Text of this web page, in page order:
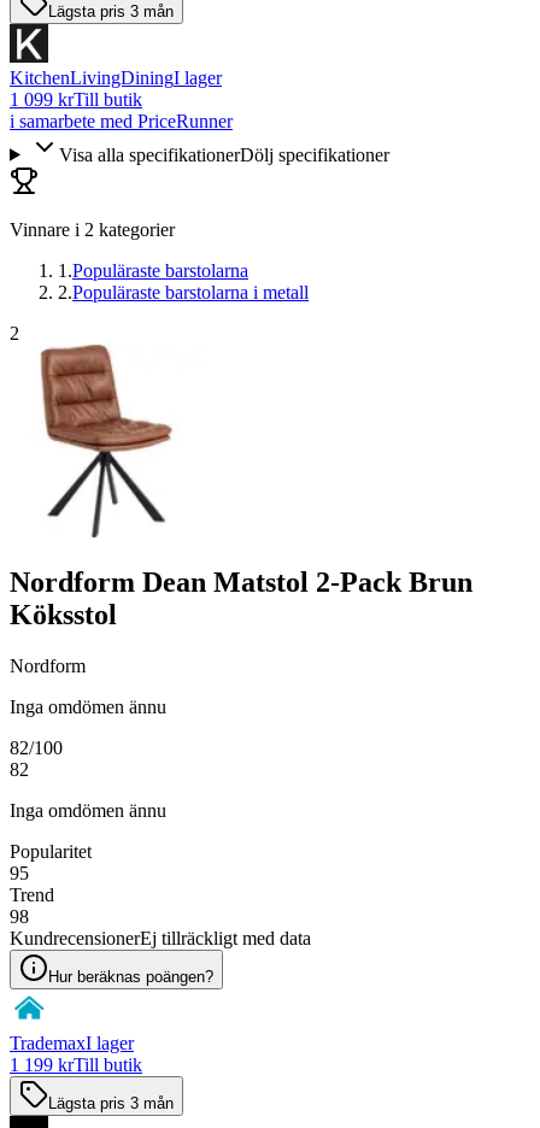
Lägsta pris 3 mån
KitchenLivingDiningI lager
1 099 krTill butik
i samarbete med PriceRunner
Visa alla specifikationerDölj specifikationer
Vinnare i 2 kategorier
1 .Populäraste barstolarna
2.Populäraste barstolarna i metall
2
Nordform Dean Matstol 2-Pack Brun
Köksstol
Nordform
Inga omdömen ännu
82/100
82
Inga omdömen ännu
Popularitet
95
Trend
98
KundrecensionerEj tillräckligt med data
Hur beräknas poängen?
TrademaxI lager
1 199 krTill butik
Lägsta pris 3 mån